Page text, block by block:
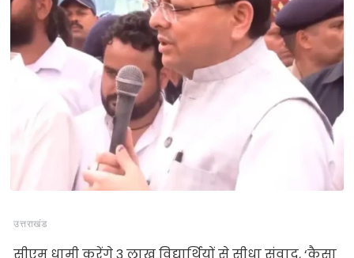
उत्तराखंड